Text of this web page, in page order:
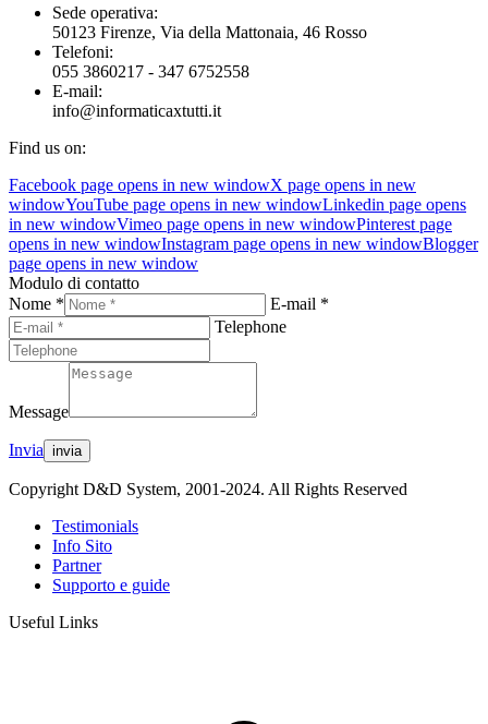
Sede operativa:
50123 Firenze, Via della Mattonaia, 46 Rosso
Telefoni:
055 3860217 - 347 6752558
E-mail:
info@informaticaxtutti.it
Find us on:
Facebook page opens in new windowX page opens in new
windowYouTube page opens in new windowLinkedin page opens
in new windowVimeo page opens in new windowPinterest page
opens in new windowInstagram page opens in new windowBlogger
page opens in new window
Modulo di contatto
Nome *
E-mail *
Telephone
Message
Invia
Copyright D&D System, 2001-2024. All Rights Reserved
Testimonials
Info Sito
Partner
Supporto e guide
Useful Links